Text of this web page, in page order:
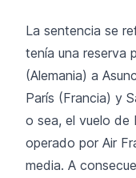
La sentencia se
tenía una reserva
(Alemania) a
París (Francia) y
o sea, el vuelo de
operado por Air
media. A